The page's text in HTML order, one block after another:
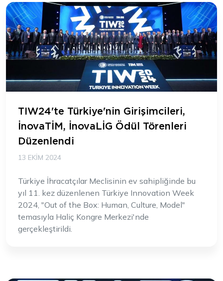
TIW24'te Türkiye'nin Girişimcileri,
İnovaTİM, İnovaLİG Ödül Törenleri
Düzenlendi
13 EKIM 2024
Türkiye İhracatçılar Meclisinin ev sahipliğinde bu
yıl 11. kez düzenlenen Türkiye Innovation Week
2024, "Out of the Box: Human, Culture, Model"
temasıyla Haliç Kongre Merkezi'nde
gerçekleştirildi.